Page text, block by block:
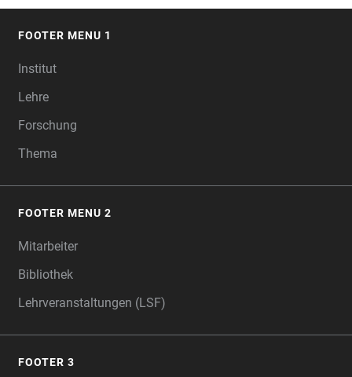
FOOTER MENU 1
Institut
Lehre
Forschung
Thema
FOOTER MENU 2
Mitarbeiter
Bibliothek
Lehrveranstaltungen (LSF)
FOOTER 3